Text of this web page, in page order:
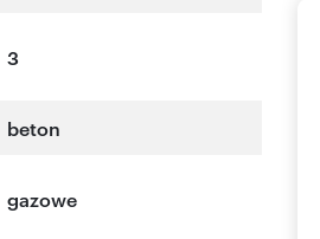
3
beton
gazowe